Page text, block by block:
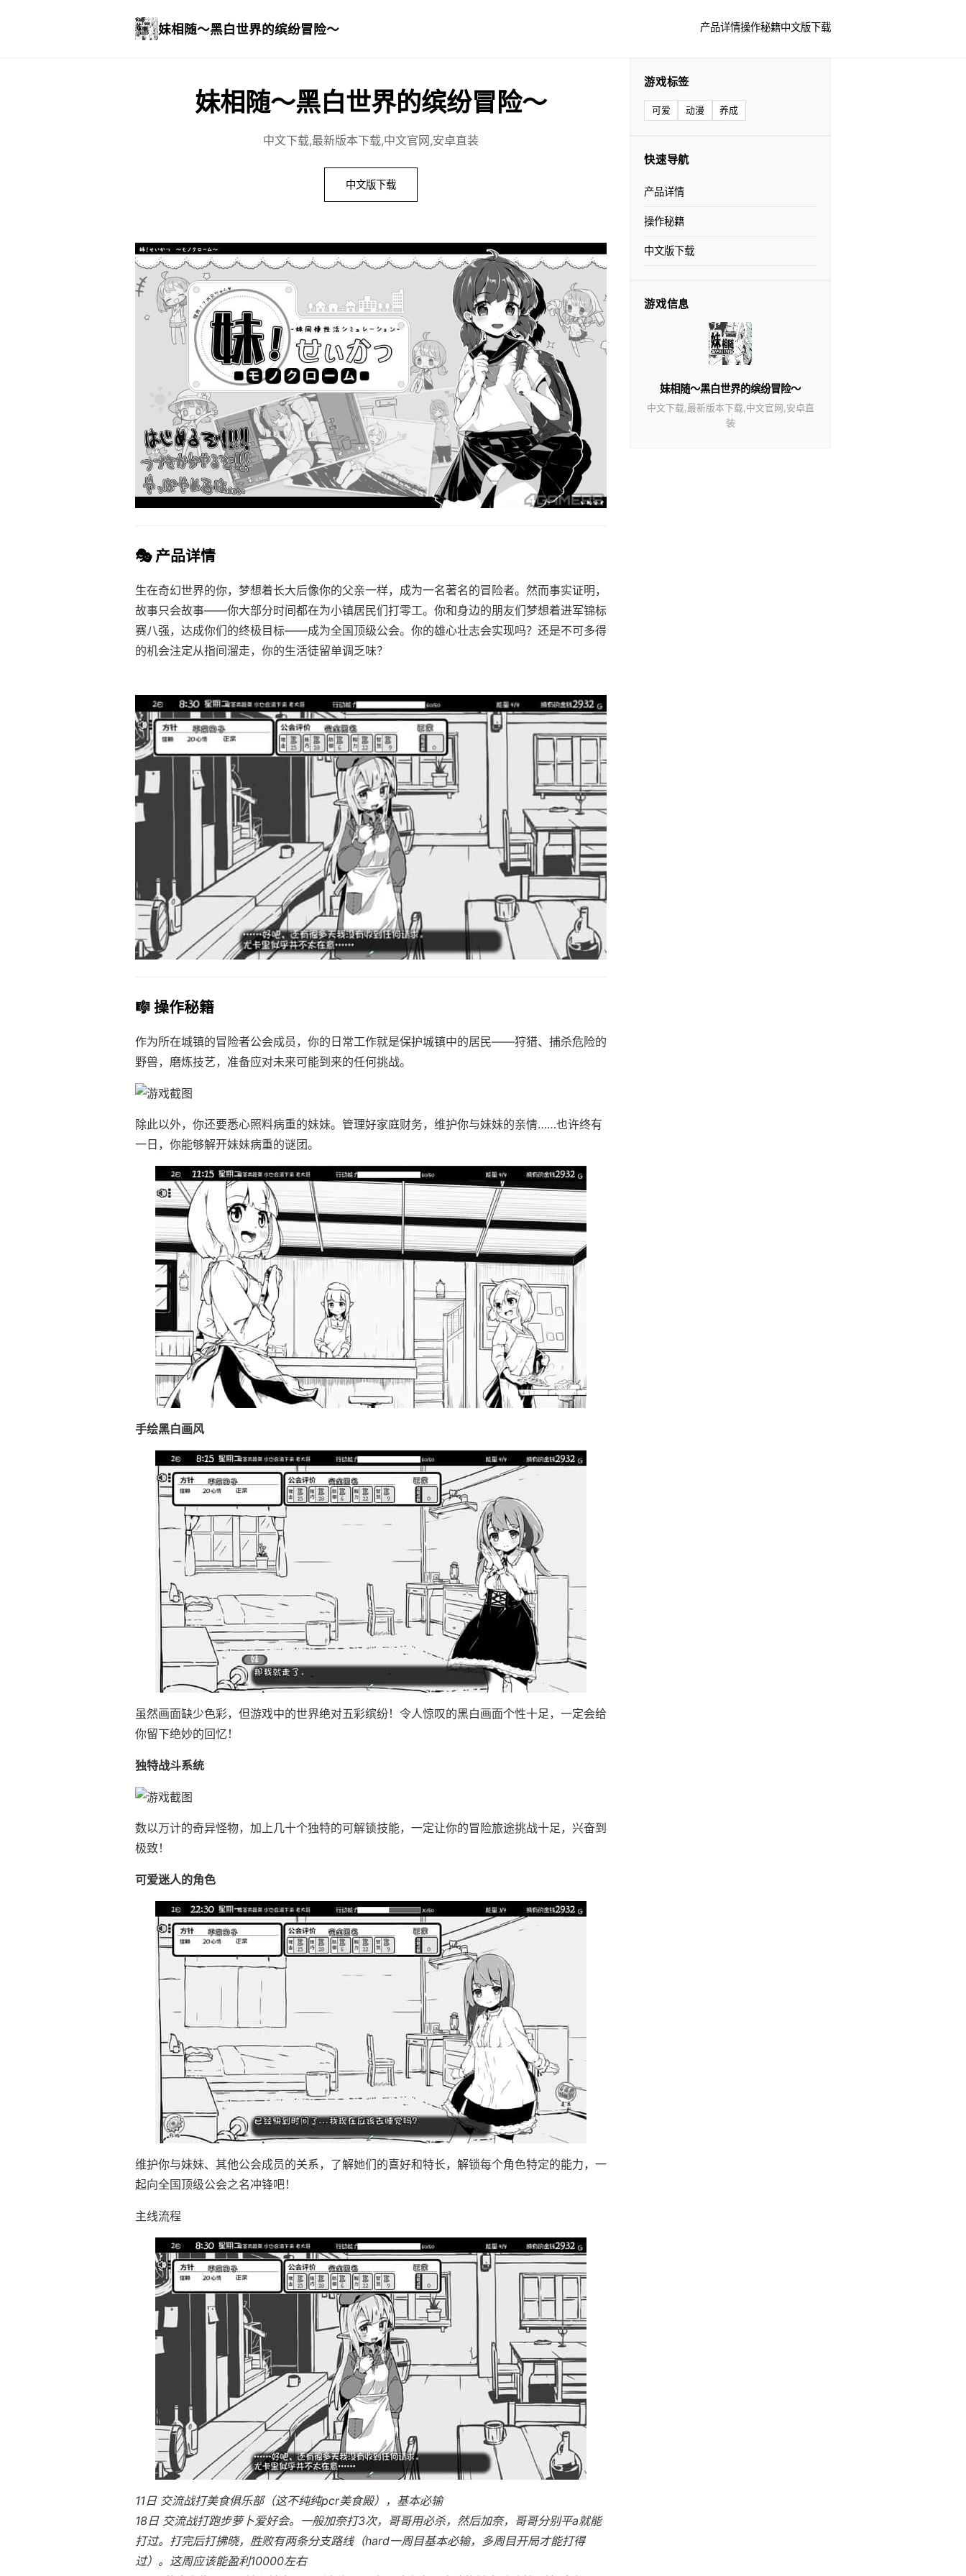
妹相随～黑白世界的缤纷冒险～ 产品详情操作秘籍中文版下载
妹相随～黑白世界的缤纷冒险～
中文下载,最新版本下载,中文官网,安卓直装
中文版下载
🎭 产品详情
生在奇幻世界的你，梦想着长大后像你的父亲一样，成为一名著名的冒险者。然而事实证明，
故事只会故事——你大部分时间都在为小镇居民们打零工。你和身边的朋友们梦想着进军锦标
赛八强，达成你们的终极目标——成为全国顶级公会。你的雄心壮志会实现吗？还是不可多得
的机会注定从指间溜走，你的生活徒留单调乏味？
🎼 操作秘籍
作为所在城镇的冒险者公会成员，你的日常工作就是保护城镇中的居民——狩猎、捕杀危险的
野兽，磨炼技艺，准备应对未来可能到来的任何挑战。
除此以外，你还要悉心照料病重的妹妹。管理好家庭财务，维护你与妹妹的亲情……也许终有
一日，你能够解开妹妹病重的谜团。
手绘黑白画风
虽然画面缺少色彩，但游戏中的世界绝对五彩缤纷！令人惊叹的黑白画面个性十足，一定会给
你留下绝妙的回忆！
独特战斗系统
数以万计的奇异怪物，加上几十个独特的可解锁技能，一定让你的冒险旅途挑战十足，兴奋到
极致！
可爱迷人的角色
维护你与妹妹、其他公会成员的关系，了解她们的喜好和特长，解锁每个角色特定的能力，一
起向全国顶级公会之名冲锋吧！
主线流程
11日 交流战打美食俱乐部（这不纯纯pcr美食殿），基本必输
18日 交流战打跑步萝卜爱好会。一般加奈打3次，哥哥用必杀，然后加奈，哥哥分别平a就能
打过。打完后打拂晓，胜败有两条分支路线（hard一周目基本必输，多周目开局才能打得
过）。这周应该能盈利10000左右
游戏标签
可爱 动漫 养成
快速导航
产品详情
操作秘籍
中文版下载
游戏信息
妹相随～黑白世界的缤纷冒险～
中文下载,最新版本下载,中文官网,安卓直
装